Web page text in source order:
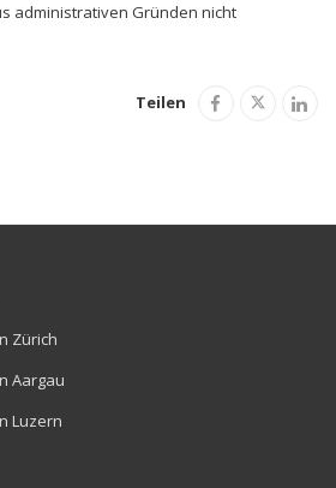
administrativen Gründen nicht
Teilen
Zürich
Aargau
Luzern